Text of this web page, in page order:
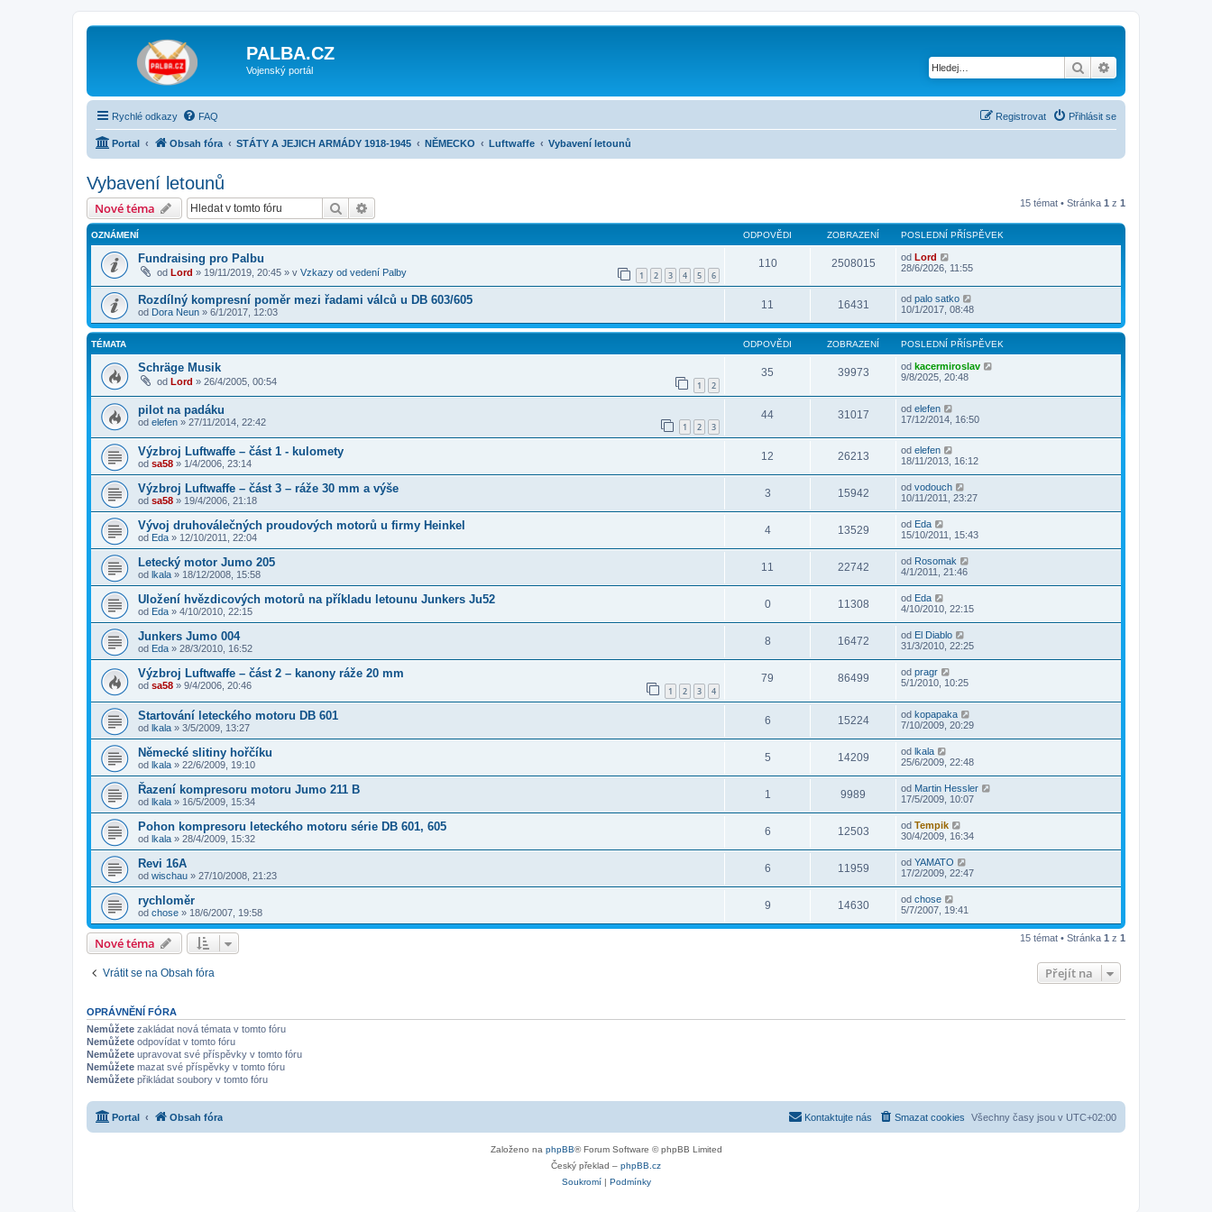
PALBA.CZ
Vojenský portál Hledat
Rychlé odkazy FAQ Přihlásit se
Registrovat
Portal Obsah fóra STÁTY A JEJICH ARMÁDY 1918-1945 NĚMECKO Luftwaffe Vybavení letounů
Vybavení letounů
Nové téma Hledat 15 témat • Stránka 1 z 1
OZNÁMENÍ ODPOVĚDI ZOBRAZENÍ POSLEDNÍ PŘÍSPĚVEK
Fundraising pro Palbu
od Lord » 19/11/2019, 20:45 » v Vzkazy od vedení Palby 1 2 3 4 5 6
110 2508015 od Lord
28/6/2026, 11:55
Rozdílný kompresní poměr mezi řadami válců u DB 603/605
od Dora Neun » 6/1/2017, 12:03
11 16431 od palo satko
10/1/2017, 08:48
TÉMATA ODPOVĚDI ZOBRAZENÍ POSLEDNÍ PŘÍSPĚVEK
Schräge Musik
od Lord » 26/4/2005, 00:54 1 2
35 39973 od kacermiroslav
9/8/2025, 20:48
pilot na padáku
od elefen » 27/11/2014, 22:42 1 2 3
44 31017 od elefen
17/12/2014, 16:50
Výzbroj Luftwaffe – část 1 - kulomety
od sa58 » 1/4/2006, 23:14
12 26213 od elefen
18/11/2013, 16:12
Výzbroj Luftwaffe – část 3 – ráže 30 mm a výše
od sa58 » 19/4/2006, 21:18
3 15942 od vodouch
10/11/2011, 23:27
Vývoj druhoválečných proudových motorů u firmy Heinkel
od Eda » 12/10/2011, 22:04
4 13529 od Eda
15/10/2011, 15:43
Letecký motor Jumo 205
od lkala » 18/12/2008, 15:58
11 22742 od Rosomak
4/1/2011, 21:46
Uložení hvězdicových motorů na příkladu letounu Junkers Ju52
od Eda » 4/10/2010, 22:15
0 11308 od Eda
4/10/2010, 22:15
Junkers Jumo 004
od Eda » 28/3/2010, 16:52
8 16472 od El Diablo
31/3/2010, 22:25
Výzbroj Luftwaffe – část 2 – kanony ráže 20 mm
od sa58 » 9/4/2006, 20:46 1 2 3 4
79 86499 od pragr
5/1/2010, 10:25
Startování leteckého motoru DB 601
od lkala » 3/5/2009, 13:27
6 15224 od kopapaka
7/10/2009, 20:29
Německé slitiny hořčíku
od lkala » 22/6/2009, 19:10
5 14209 od lkala
25/6/2009, 22:48
Řazení kompresoru motoru Jumo 211 B
od lkala » 16/5/2009, 15:34
1 9989 od Martin Hessler
17/5/2009, 10:07
Pohon kompresoru leteckého motoru série DB 601, 605
od lkala » 28/4/2009, 15:32
6 12503 od Tempik
30/4/2009, 16:34
Revi 16A
od wischau » 27/10/2008, 21:23
6 11959 od YAMATO
17/2/2009, 22:47
rychloměr
od chose » 18/6/2007, 19:58
9 14630 od chose
5/7/2007, 19:41
Nové téma 15 témat • Stránka 1 z 1
Vrátit se na Obsah fóra Přejít na
OPRÁVNĚNÍ FÓRA
Nemůžete zakládat nová témata v tomto fóru
Nemůžete odpovídat v tomto fóru
Nemůžete upravovat své příspěvky v tomto fóru
Nemůžete mazat své příspěvky v tomto fóru
Nemůžete přikládat soubory v tomto fóru
Portal Obsah fóra Všechny časy jsou v UTC+02:00
Smazat cookies
Kontaktujte nás
Založeno na phpBB® Forum Software © phpBB Limited
Český překlad – phpBB.cz
Soukromí| Podmínky